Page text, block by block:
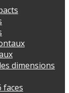
dimensions
faces